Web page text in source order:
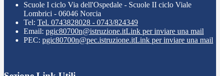
Scuole I ciclo Via dell'Ospedale - Scuole II ciclo Viale
Lombrici - 06046 Norcia
Tel: Tel. 0743828028 - 0743/824349
Email: pgic80700n@istruzione.itLink per inviare una mail
PEC: pgic80700n@pec.istruzione.itLink per inviare una mail